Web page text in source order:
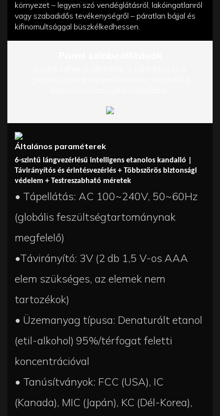
környezet – legyen szó vendéglátásról, lakóingatlanról
vagy szabadidős tevékenységről – páratlan bájjal és
kifinomultsággal büszkélkedhessen.
Általános paraméterek
6-szintű lángvezérlésű intelligens etanolos kandalló |
Távirányítós és érintésvezérlés + Többszörös biztonsági
védelem + Testreszabható méretek
• Tápellátás: AC 100~240V, 50~60Hz
(globális feszültségtartománynak
megfelelő)
•Távirányító: 3V (2 db 1,5 V-os AAA
elem szükséges, az elemek nem
tartozékok)
• Üzemanyag típusa: Denaturált etanol
(etil-alkohol) 95%/térfogat feletti
koncentrációval
• Tanúsítványok: FCC (USA), IC
(Kanada), MIC (Japán), KC (Dél-Korea),